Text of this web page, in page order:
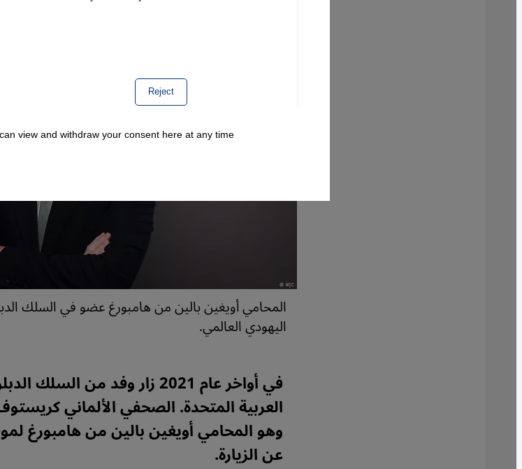
المحامي أويغين بالين من هامبورغ عضو في السلك
اليهودي العالمي.
في أواخر عام 2021 زار وفد من
العربية المتحدة. الصحفي الألماني
وهو المحامي أويغين بالين من هامبورغ
عن الزيارة.
Reject
Embed
view and withdraw your consent here at any time.